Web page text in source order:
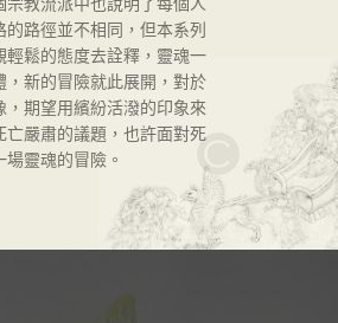
的路徑並不相同，但本系列
輕鬆的態度去詮釋，靈魂一
，新的冒險就此展開，對於
，期望用繽紛活潑的印象來
亡嚴肅的議題，也許面對死
靈魂的冒險。